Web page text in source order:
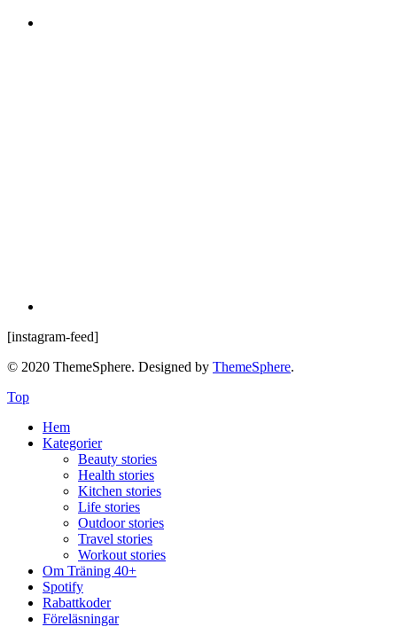
[instagram-feed]
© 2020 ThemeSphere. Designed by ThemeSphere.
Top
Hem
Kategorier
Beauty stories
Health stories
Kitchen stories
Life stories
Outdoor stories
Travel stories
Workout stories
Om Träning 40+
Spotify
Rabattkoder
Föreläsningar